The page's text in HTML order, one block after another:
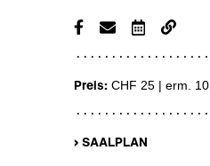
Preis: CHF 25 | erm. 10
› SAALPLAN